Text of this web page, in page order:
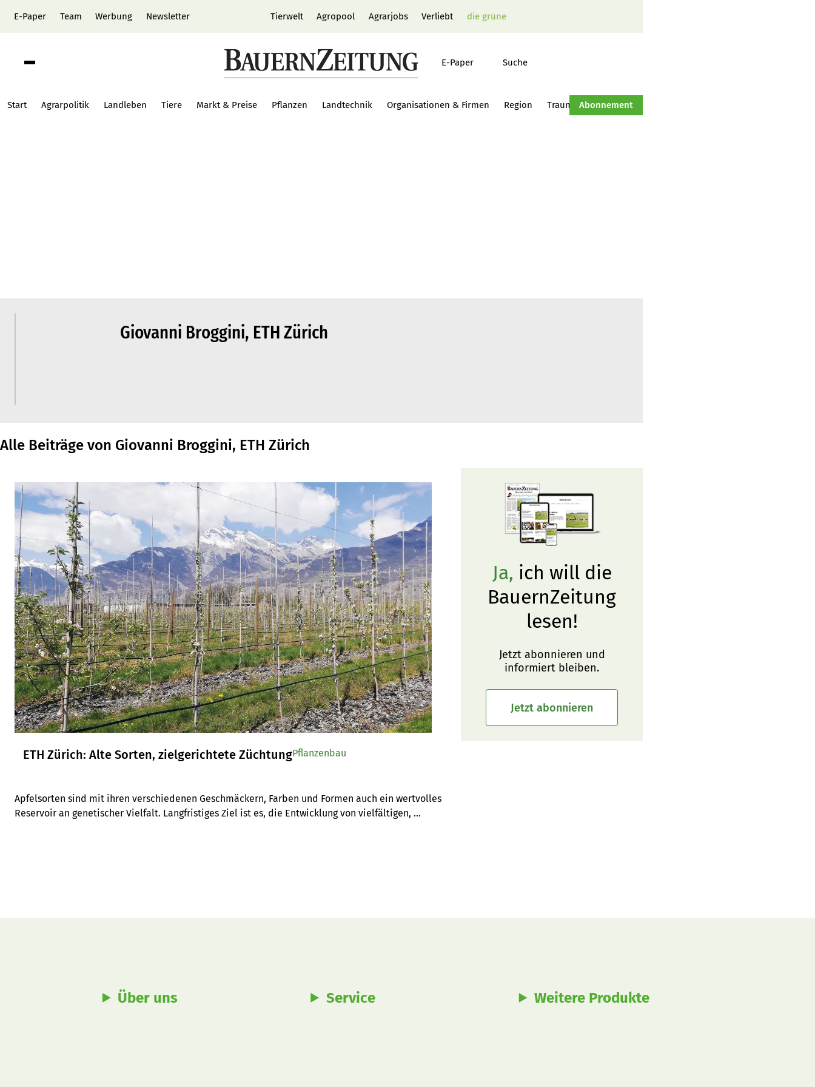
E-Paper Team Werbung Newsletter Tierwelt Agropool Agrarjobs Verliebt die grüne
E-Paper Suche
Start Agrarpolitik Landleben Tiere Markt & Preise Pflanzen Landtechnik Organisationen & Firmen Region Traumtraktor Hof-Management
Abonnement
Giovanni Broggini, ETH Zürich
Alle Beiträge von Giovanni Broggini, ETH Zürich
ETH Zürich: Alte Sorten, zielgerichtete Züchtung
Apfelsorten sind mit ihren verschiedenen Geschmäckern, Farben und Formen auch ein wertvolles
Reservoir an genetischer Vielfalt. Langfristiges Ziel ist es, die Entwicklung von vielfältigen,
Pflanzenbau
Ja, ich will die
BauernZeitung
lesen!
Jetzt abonnieren und
informiert bleiben.
Jetzt abonnieren
Über uns Service Weitere Produkte